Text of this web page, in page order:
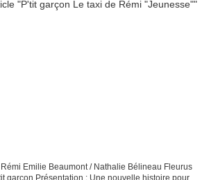
Emilie Beaumont / Nathalie Bélineau Fleurus
garçon Présentation : Une nouvelle histoire pour